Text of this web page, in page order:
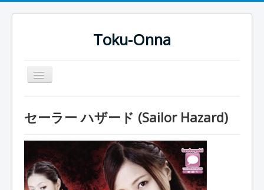
Toku-Onna
Basculer
la
Toku-Actrices
Toku-Critiques
Séries
Films
セーラー ハザード (Sailor Hazard)